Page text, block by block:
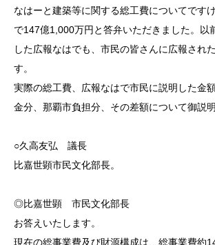
なはーと建築等に関する総工費についてです
で147億1,000万円と答弁いただきました。以
した広報なはでも、市民の皆さんに広報され
す。
実際の総工費、広報なはで市民に説明した金
金分、那覇市負担分、その差額について御説
○久高友弘 議長
比嘉世顕市民文化部長。
◎比嘉世顕 市民文化部長
お答えいたします。
現在の総事業費及び財源構成は、総事業費約